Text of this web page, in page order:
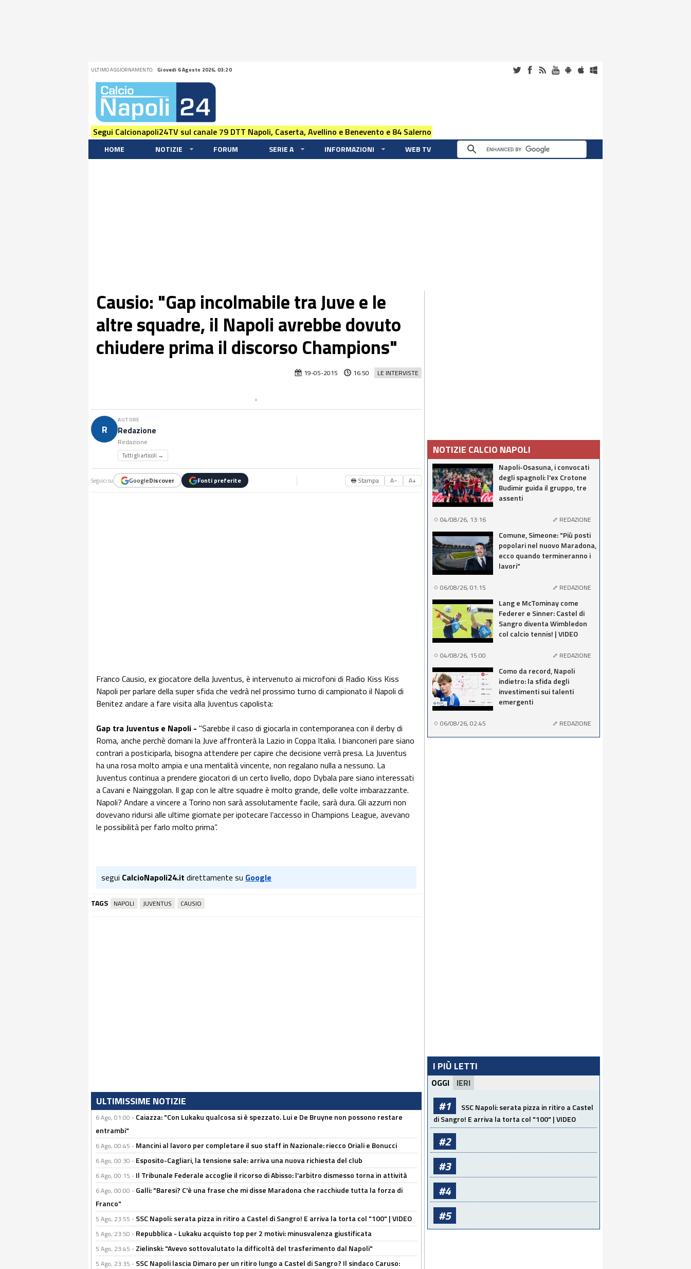
ULTIMO AGGIORNAMENTO: Giovedi 6 Agosto 2026, 03:20
Segui Calcionapoli24TV sul canale 79 DTT Napoli, Caserta, Avellino e Benevento e 84 Salerno
HOME NOTIZIE FORUM SERIE A INFORMAZIONI WEB TV
Causio: "Gap incolmabile tra Juve e le
altre squadre, il Napoli avrebbe dovuto
chiudere prima il discorso Champions"
LE INTERVISTE
19-05-2015 16:50
R
AUTORE
Redazione
Redazione
Tutti gli articoli →
Seguici su GoogleDiscover Fonti preferite 🖶 Stampa A− A+
Franco Causio, ex giocatore della Juventus, è intervenuto ai microfoni di Radio Kiss Kiss
Napoli per parlare della super sfida che vedrà nel prossimo turno di campionato il Napoli di
Benitez andare a fare visita alla Juventus capolista:
Gap tra Juventus e Napoli - "Sarebbe il caso di giocarla in contemporanea con il derby di
Roma, anche perchè domani la Juve affronterà la Lazio in Coppa Italia. I bianconeri pare siano
contrari a posticiparla, bisogna attendere per capire che decisione verrà presa. La Juventus
ha una rosa molto ampia e una mentalità vincente, non regalano nulla a nessuno. La
Juventus continua a prendere giocatori di un certo livello, dopo Dybala pare siano interessati
a Cavani e Nainggolan. Il gap con le altre squadre è molto grande, delle volte imbarazzante.
Napoli? Andare a vincere a Torino non sarà assolutamente facile, sarà dura. Gli azzurri non
dovevano ridursi alle ultime giornate per ipotecare l’accesso in Champions League, avevano
le possibilità per farlo molto prima”.
segui CalcioNapoli24.it direttamente su Google
TAGS NAPOLI JUVENTUS CAUSIO
ULTIMISSIME NOTIZIE
6 Ago, 01:00 - Caiazza: "Con Lukaku qualcosa si è spezzato. Lui e De Bruyne non possono restare
entrambi"
6 Ago, 00:45 - Mancini al lavoro per completare il suo staff in Nazionale: riecco Oriali e Bonucci
6 Ago, 00:30 - Esposito-Cagliari, la tensione sale: arriva una nuova richiesta del club
6 Ago, 00:15 - Il Tribunale Federale accoglie il ricorso di Abisso: l'arbitro dismesso torna in attività
6 Ago, 00:00 - Galli: "Baresi? C'è una frase che mi disse Maradona che racchiude tutta la forza di
Franco"
5 Ago, 23:55 - SSC Napoli: serata pizza in ritiro a Castel di Sangro! E arriva la torta col "100" | VIDEO
5 Ago, 23:50 - Repubblica - Lukaku acquisto top per 2 motivi: minusvalenza giustificata
5 Ago, 23:45 - Zielinski: "Avevo sottovalutato la difficoltà del trasferimento dal Napoli"
5 Ago, 23:35 - SSC Napoli lascia Dimaro per un ritiro lungo a Castel di Sangro? Il sindaco Caruso:
NOTIZIE CALCIO NAPOLI
Napoli-Osasuna, i convocati
degli spagnoli: l'ex Crotone
Budimir guida il gruppo, tre
assenti
04/08/26, 13:16 REDAZIONE
Comune, Simeone: "Più posti
popolari nel nuovo Maradona,
ecco quando termineranno i
lavori"
06/08/26, 01:15 REDAZIONE
Lang e McTominay come
Federer e Sinner: Castel di
Sangro diventa Wimbledon
col calcio tennis! | VIDEO
04/08/26, 15:00 REDAZIONE
Como da record, Napoli
indietro: la sfida degli
investimenti sui talenti
emergenti
06/08/26, 02:45 REDAZIONE
I PIÙ LETTI
OGGI IERI
#1
SSC Napoli: serata pizza in ritiro a Castel
di Sangro! E arriva la torta col "100" | VIDEO
#2
#3
#4
#5